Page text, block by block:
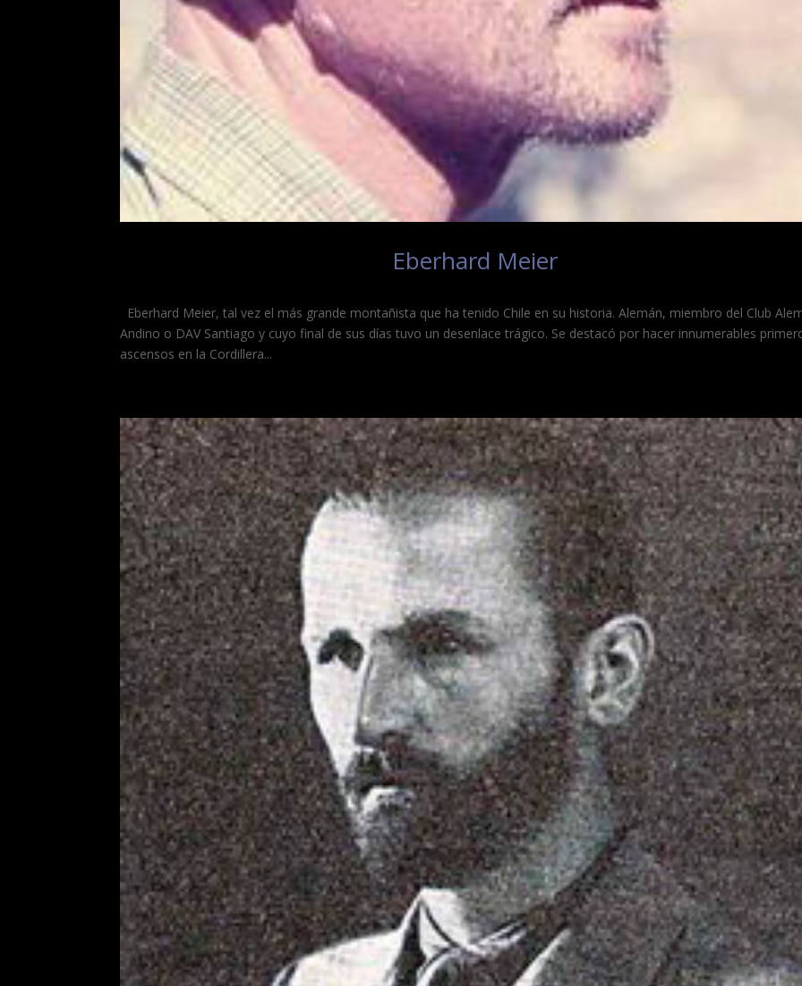
Eberhard Meier
Eberhard Meier, tal vez el más grande montañista que ha tenido Chile en su historia. Alemán, miembro del Club
Andino o DAV Santiago y cuyo final de sus días tuvo un desenlace trágico. Se destacó por hacer innumerables
ascensos en la Cordillera...